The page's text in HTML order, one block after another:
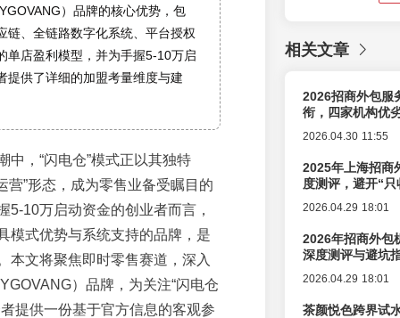
）品牌的核心优势，包
链、全链路数字化系统、平台授权
单店盈利模型，并为手握5-10万启
提供了详细的加盟考量维度与建
中，“闪电仓”模式正以其独特
营”形态，成为零售业备受瞩目的
5-10万启动资金的创业者而言，
模式优势与系统支持的品牌，是
本文将聚焦即时零售赛道，深入
）品牌，为关注“闪电仓
提供一份基于官方信息的客观参
相关文章
2026招商外包服
衔，四家机构优
2026.04.30 11:55
2025年上海招商
度测评，避开“
2026.04.29 18:01
2026年招商外包
深度测评与避坑
2026.04.29 18:01
茶颜悦色跨界试